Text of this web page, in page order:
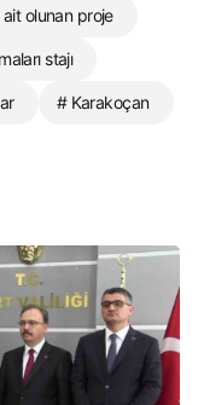
olunan proje
stajı
# Karakoçan